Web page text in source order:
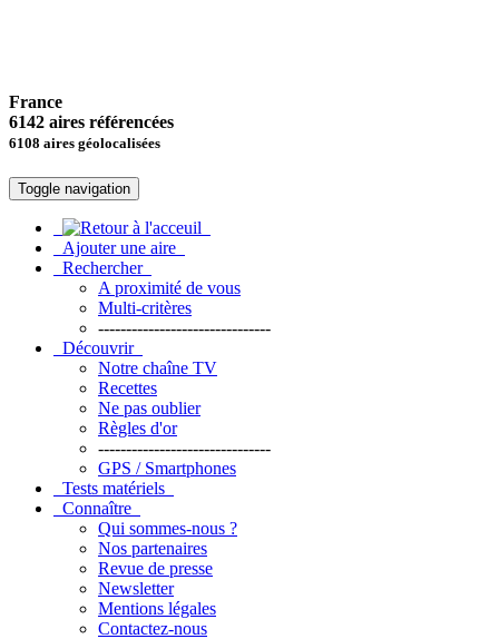
France
6142 aires référencées
6108 aires géolocalisées
Toggle navigation
Ajouter une aire
Rechercher
A proximité de vous
Multi-critères
-------------------------------
Découvrir
Notre chaîne TV
Recettes
Ne pas oublier
Règles d'or
-------------------------------
GPS / Smartphones
Tests matériels
Connaître
Qui sommes-nous ?
Nos partenaires
Revue de presse
Newsletter
Mentions légales
Contactez-nous